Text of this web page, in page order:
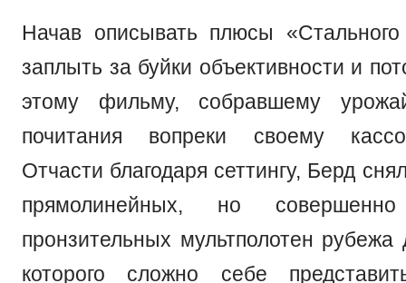
Начав описывать плюсы «Стального
заплыть за буйки объективности и
этому фильму, собравшему урожай
почитания вопреки своему
Отчасти благодаря сеттингу, Берд
прямолинейных, но
пронзительных мультполотен рубежа
которого сложно себе